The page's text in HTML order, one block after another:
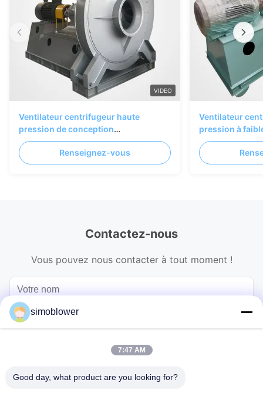
VIDEO
Ventilateur centrifugeur haute
pression de conception
personnalisée pour une résistance à
haute température et un transport de
gaz économe en énergie
Renseignez-vous
Ventilateur
pression à
ventilateur
matériaux
Contactez-nous
Vous pouvez nous contacter à tout moment !
simoblower
7:47 AM
Good day, what product are you looking for?